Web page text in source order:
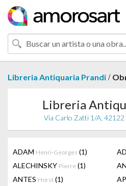
Libreria Antiquaria Prandi /
Libreria
Via Carlo Zatti 1/A, 42122
ADAM Henri-Georges (1)
ALECHINSKY Pierre (1)
ANTES Horst (1)